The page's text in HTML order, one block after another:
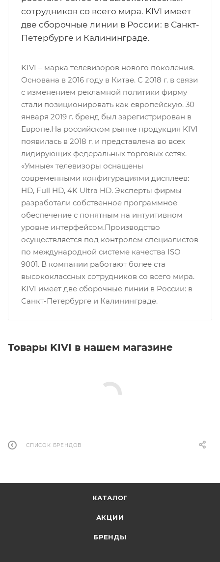
сотрудников со всего мира. KIVI имеет
две сборочные линии в России: в Санкт-
Петербурге и Калининграде.
KIVI – марка телевизоров нового поколения.
Основана в 2016 году в Китае. С 2018 г. в связи
с изменением рекламной политики фирму
стали позиционировать как европейскую. 30
января 2019 г. бренд был зарегистрирован в
Европе.На российском рынке продукция KIVI
появилась в 2018 г. и представлена во всех
лидирующих федеральных торговых сетях.
«Умные» телевизоры оснащены
современными конфигурациями дисплеев:
HD, Full HD, 4K Ultra HD. Эксперты фирмы
разработали собственное программное
обеспечение с понятным на интуитивном
уровне интерфейсом.Производство
осуществляется под контролем специалистов
по международной системе качества ISO
9001. В компании работают более ста
высококлассных сотрудников со всего мира.
KIVI имеет две сборочные линии в России: в
Санкт-Петербурге и Калининграде.
Товары KIVI в нашем магазине
СПИСОК БРЕНДОВ
КАТАЛОГ
АКЦИИ
БРЕНДЫ